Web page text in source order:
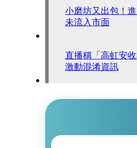
小磨坊又出包！
未流入市面
直播稱「高虹安
激動混淆資訊